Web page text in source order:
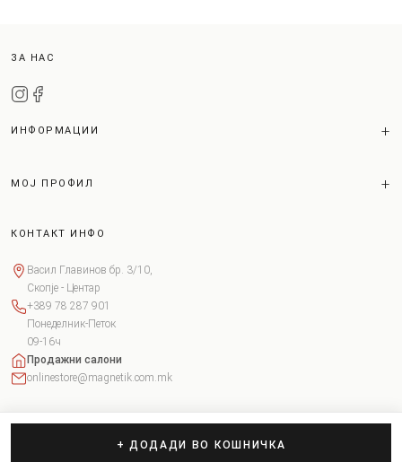
+ ДОДАДИ ВО КОШНИЧКА
ЗА НАС
ИНФОРМАЦИИ
МОЈ ПРОФИЛ
КОНТАКТ ИНФО
Васил Главинов бр. 3/10,
Скопје - Центар
+389 78 287 901
Понеделник-Петок
09-16ч
Продажни салони
onlinestore@magnetik.com.mk
Copyright © 2026 Magnetik. Сите права задржани. Поставки за колачиња